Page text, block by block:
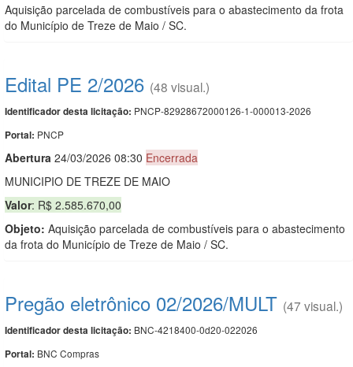
Aquisição parcelada de combustíveis para o abastecimento da frota
do Município de Treze de Maio / SC.
Edital PE 2/2026 (48 visual.)
Identificador desta licitação: PNCP-82928672000126-1-000013-2026
Portal: PNCP
Abertura 24/03/2026 08:30 Encerrada
MUNICIPIO DE TREZE DE MAIO
Valor: R$ 2.585.670,00
Objeto: Aquisição parcelada de combustíveis para o abastecimento
da frota do Município de Treze de Maio / SC.
Pregão eletrônico 02/2026/MULT (47 visual.)
Identificador desta licitação: BNC-4218400-0d20-022026
Portal: BNC Compras